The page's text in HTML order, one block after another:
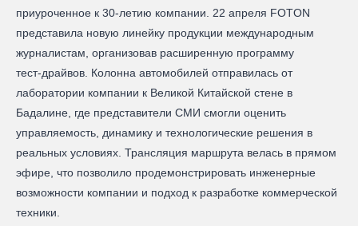
приуроченное к 30‑летию компании. 22 апреля FOTON
представила новую линейку продукции международным
журналистам, организовав расширенную программу
тест‑драйвов. Колонна автомобилей отправилась от
лаборатории компании к Великой Китайской стене в
Бадалине, где представители СМИ смогли оценить
управляемость, динамику и технологические решения в
реальных условиях. Трансляция маршрута велась в прямом
эфире, что позволило продемонстрировать инженерные
возможности компании и подход к разработке коммерческой
техники.